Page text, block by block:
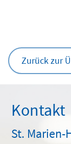
Zurück zur
Kontakt
St. Marien-